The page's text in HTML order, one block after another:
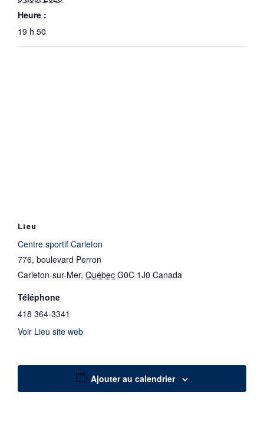
Heure :
19 h 50
Lieu
Centre sportif Carleton
776, boulevard Perron
Carleton-sur-Mer, Québec G0C 1J0 Canada
Téléphone
418 364-3341
Voir Lieu site web
Ajouter au calendrier